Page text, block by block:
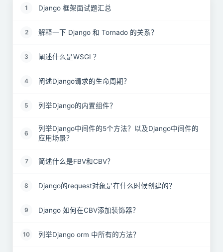
1 Django 框架面试题汇总
2 解释一下 Django 和 Tornado 的关系？
3 阐述什么是WSGI ？
4 阐述Django请求的生命周期？
5 列举Django的内置组件？
6
列举Django中间件的5个方法？以及Django中间件的
应用场景？
7 简述什么是FBV和CBV？
8 Django的request对象是在什么时候创建的？
9 Django 如何在CBV添加装饰器？
10 列举Django orm 中所有的方法？